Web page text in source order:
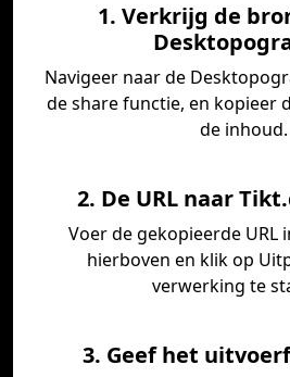
1. Verkrijg de
Navigeer naar de
de share functie, en kopieer
de inhoud.
2. De URL naar
Voer de gekopieerde URL
hierboven en klik op
verwerking te
3. Geef het